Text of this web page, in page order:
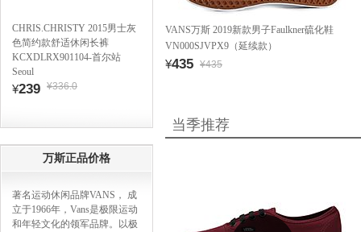
CHRIS.CHRISTY 2015男士灰
色简约款舒适休闲长裤
KCXDLRX901104-首尔站
Seoul
¥239 ¥336.0
万斯正品价格
著名运动休闲品牌VANS， 成
立于1966年，Vans是极限运动
和年轻文化的领军品牌。以极
VANS万斯 2019新款男子Faulkner硫化鞋
VN000SJVPX9（延续款）
¥435 ¥435
当季推荐